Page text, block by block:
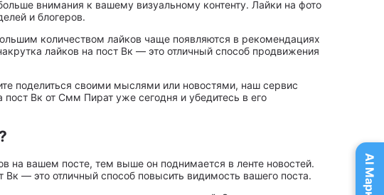
внимания к вашему визуальному контенту. Лайки на фото
и блогеров.
количеством лайков чаще появляются в рекомендациях
лайков на пост Вк — это отличный способ продвижения
поделиться своими мыслями или новостями, наш сервис
Вк от Смм Пират уже сегодня и убедитесь в его
на вашем посте, тем выше он поднимается в ленте новостей.
— это отличный способ повысить видимость вашего поста.